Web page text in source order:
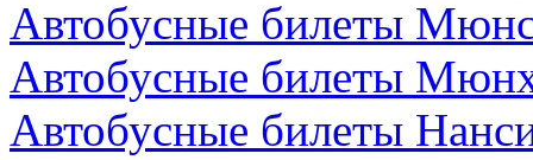
Автобусные билеты
Автобусные билеты
Автобусные билеты